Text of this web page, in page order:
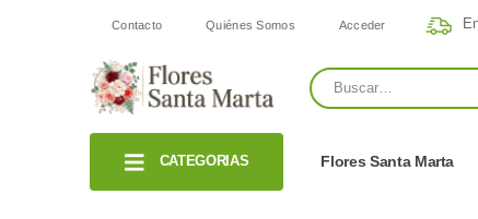
Contacto Quiénes Somos Acceder
CATEGORIAS Flores Santa Marta